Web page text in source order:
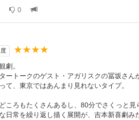
0
★★★★
劇。
ートークのゲスト・アガリスクの冨坂さ
て、東京ではあんまり見れないタイプ。
ころもたくさんあるし、80分でさくっと見
日常を繰り返し描く展開が、吉本新喜劇